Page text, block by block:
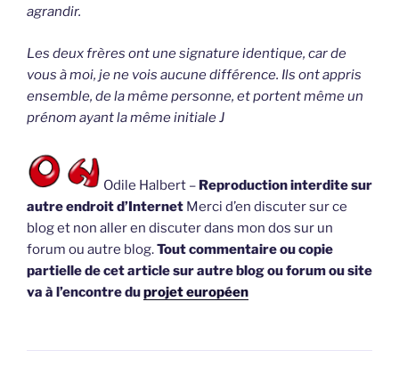
agrandir.
Les deux frères ont une signature identique, car de
vous à moi, je ne vois aucune différence. Ils ont appris
ensemble, de la même personne, et portent même un
prénom ayant la même initiale J
Odile Halbert – Reproduction interdite sur
autre endroit d’Internet Merci d’en discuter sur ce
blog et non aller en discuter dans mon dos sur un
forum ou autre blog.Tout commentaire ou copie
partielle de cet article sur autre blog ou forum ou site
va à l’encontre duprojet européen